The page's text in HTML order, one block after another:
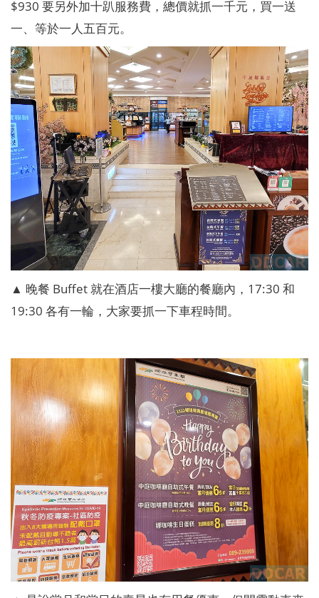
$930 要另外加十趴服務費，總價就抓一千元，買一送
一、等於一人五百元。
▲ 晚餐 Buffet 就在酒店一樓大廳的餐廳內，17:30 和
19:30 各有一輪，大家要抓一下車程時間。